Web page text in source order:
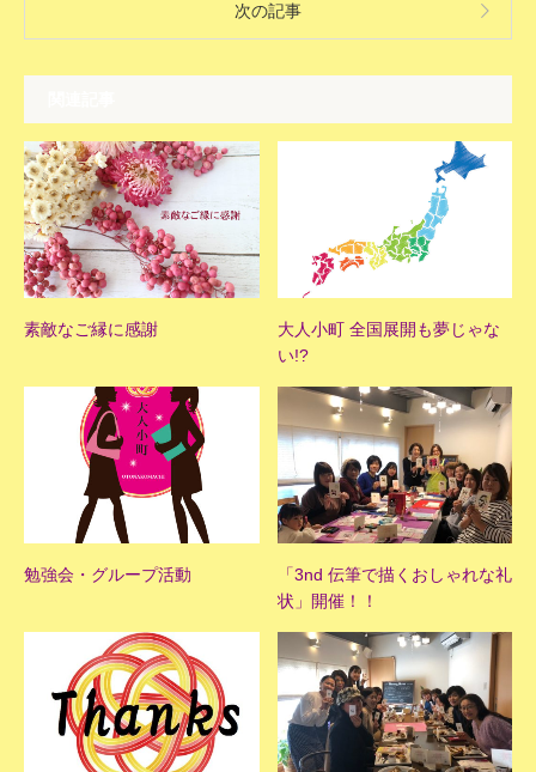
次の記事
素敵なご縁に感謝
大人小町 全国展開も夢じゃな
い!?
勉強会・グループ活動
「3nd 伝筆で描くおしゃれな礼
状」開催！！